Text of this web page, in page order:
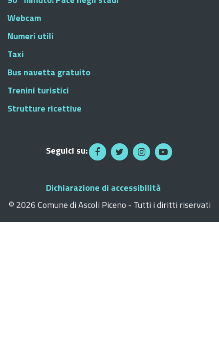
Webcam
Numeri utili
Taxi
Bus navetta gratuito
Trenini turistici
Strutture ricettive
Seguici su:
Dichiarazione di accessibilità
© 2026 Comune di Ascoli Piceno - Tutti i diritti riservati